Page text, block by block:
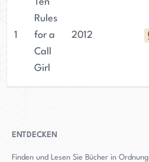
1
Ten
Rules
for a
Call
Girl
2012
ENTDECKEN
Finden und Lesen Sie Bücher in Ordnung